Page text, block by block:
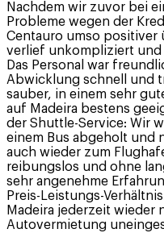
Nachdem wir zuvor bei
Probleme wegen der
Centauro umso positiver
verlief unkompliziert und
Das Personal war
Abwicklung schnell und
sauber, in einem sehr
auf Madeira bestens
der Shuttle-Service: Wir
einem Bus abgeholt und
auch wieder zum
reibungslos und ohne
sehr angenehme
Preis-Leistungs-
Madeira jederzeit wieder
Autovermietung